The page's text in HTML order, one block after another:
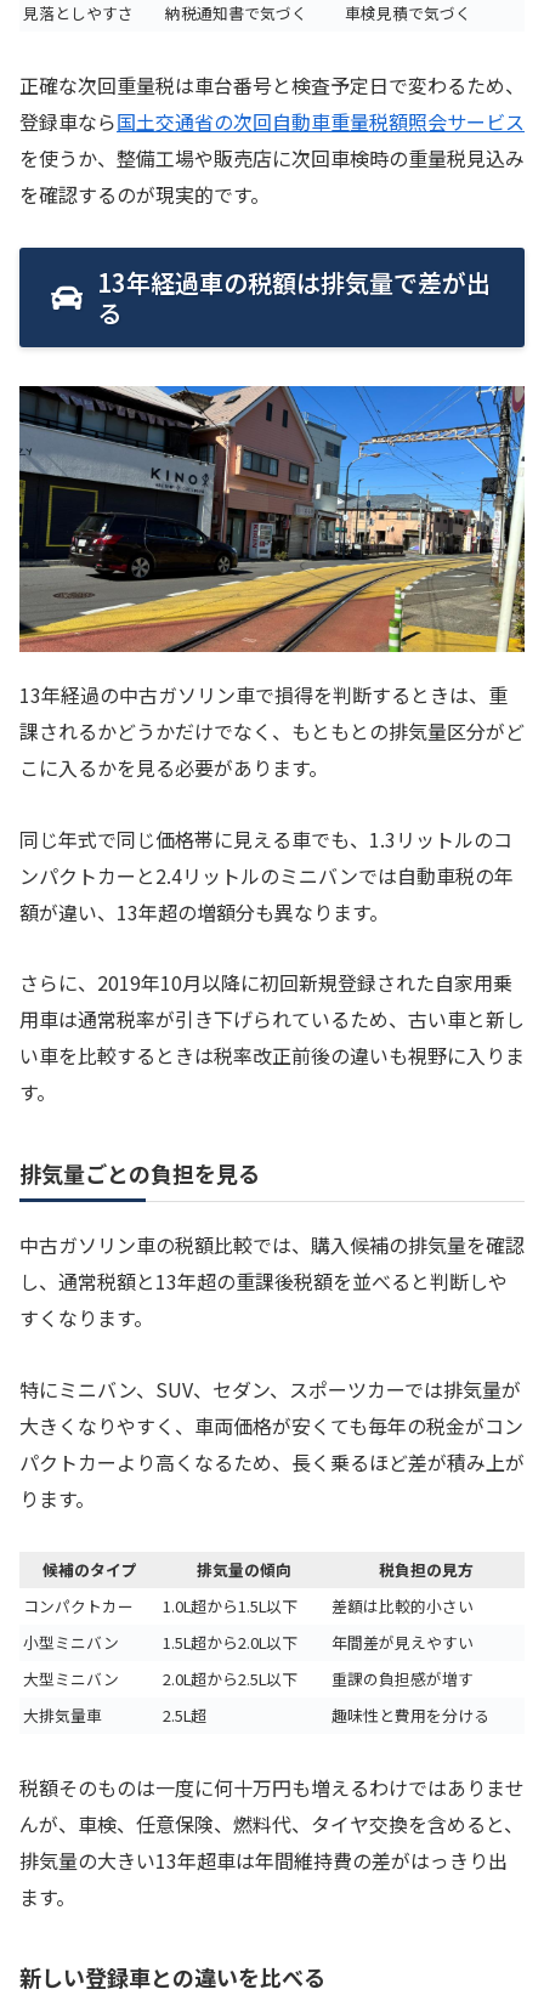
見落としやすさ
納税通知書で気づく 車検見積で気づく
正確な次回重量税は車台番号と検査予定日で変わるため、
登録車なら国土交通省の次回自動車重量税額照会サービス
を使うか、整備工場や販売店に次回車検時の重量税見込み
を確認するのが現実的です。
13年経過車の税額は排気量で差が出
る
13年経過の中古ガソリン車で損得を判断するときは、重
課されるかどうかだけでなく、もともとの排気量区分がど
こに入るかを見る必要があります。
同じ年式で同じ価格帯に見える車でも、1.3リットルのコ
ンパクトカーと2.4リットルのミニバンでは自動車税の年
額が違い、13年超の増額分も異なります。
さらに、2019年10月以降に初回新規登録された自家用乗
用車は通常税率が引き下げられているため、古い車と新し
い車を比較するときは税率改正前後の違いも視野に入りま
す。
排気量ごとの負担を見る
中古ガソリン車の税額比較では、購入候補の排気量を確認
し、通常税額と13年超の重課後税額を並べると判断しや
すくなります。
特にミニバン、SUV、セダン、スポーツカーでは排気量が
大きくなりやすく、車両価格が安くても毎年の税金がコン
パクトカーより高くなるため、長く乗るほど差が積み上が
ります。
候補のタイプ 排気量の傾向
税負担の見方
コンパクトカー
1.0L超から1.5L以下
差額は比較的小さい
小型ミニバン
1.5L超から2.0L以下
年間差が見えやすい
大型ミニバン
2.0L超から2.5L以下
重課の負担感が増す
大排気量車
2.5L超 趣味性と費用を分ける
税額そのものは一度に何十万円も増えるわけではありませ
んが、車検、任意保険、燃料代、タイヤ交換を含めると、
排気量の大きい13年超車は年間維持費の差がはっきり出
ます。
新しい登録車との違いを比べる